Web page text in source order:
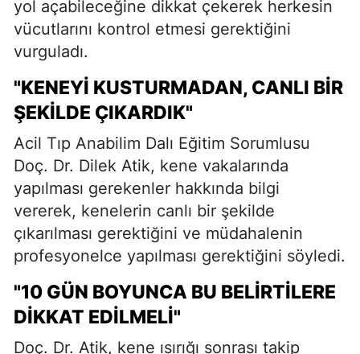
yol açabileceğine dikkat çekerek herkesin
vücutlarını kontrol etmesi gerektiğini
vurguladı.
"KENEYI KUSTURMADAN, CANLI BIR
ŞEKILDE ÇIKARDIK"
Acil Tıp Anabilim Dalı Eğitim Sorumlusu
Doç. Dr. Dilek Atik, kene vakalarında
yapılması gerekenler hakkında bilgi
vererek, kenelerin canlı bir şekilde
çıkarılması gerektiğini ve müdahalenin
profesyonelce yapılması gerektiğini söyledi.
"10 GÜN BOYUNCA BU BELIRTILERE
DIKKAT EDILMELI"
Doç. Dr. Atik, kene ısırığı sonrası takip